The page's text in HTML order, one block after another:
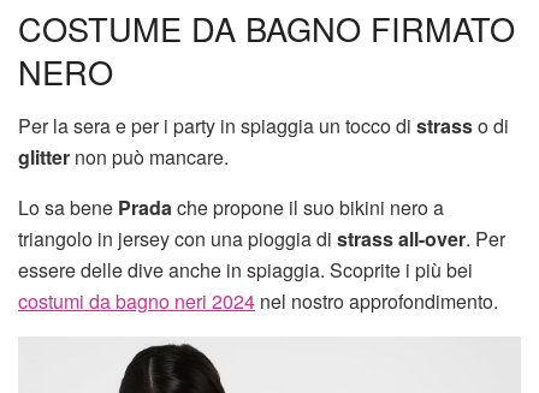
COSTUME DA BAGNO FIRMATO
NERO
Per la sera e per i party in spiaggia un tocco di strasso di
glitter non può mancare.
Lo sa bene Pradache propone il suo bikini nero a
triangolo in jersey con una pioggia di strass all-over. Per
essere delle dive anche in spiaggia. Scoprite i più bei
costumi da bagno neri 2024 nel nostro approfondimento.